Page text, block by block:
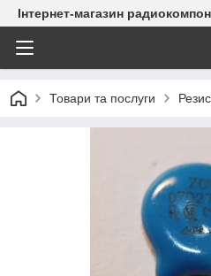
Інтернет-магазин
Товари та послуги